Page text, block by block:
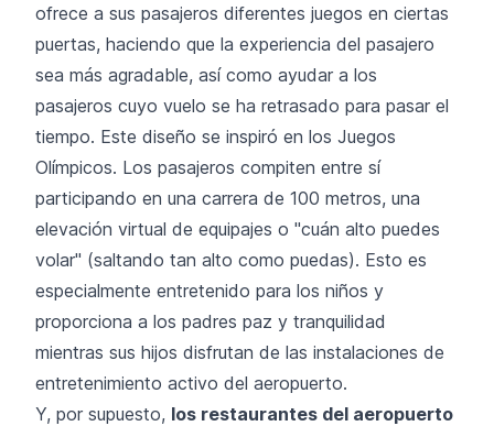
ofrece a sus pasajeros diferentes juegos en ciertas
puertas, haciendo que la experiencia del pasajero
sea más agradable, así como ayudar a los
pasajeros cuyo vuelo se ha retrasado para pasar el
tiempo. Este diseño se inspiró en los Juegos
Olímpicos. Los pasajeros compiten entre sí
participando en una carrera de 100 metros, una
elevación virtual de equipajes o "cuán alto puedes
volar" (saltando tan alto como puedas). Esto es
especialmente entretenido para los niños y
proporciona a los padres paz y tranquilidad
mientras sus hijos disfrutan de las instalaciones de
entretenimiento activo del aeropuerto.
Y, por supuesto, los restaurantes del aeropuerto